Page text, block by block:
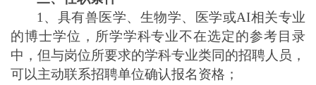
1、具有兽医学、 生物学、医学或AI相关专业
的博士学位，所学学科专业不在选定的参考目录
中，但与岗位所要求的学科专业类同的招聘人员，
可以主动联系招聘单位确认报名资格；